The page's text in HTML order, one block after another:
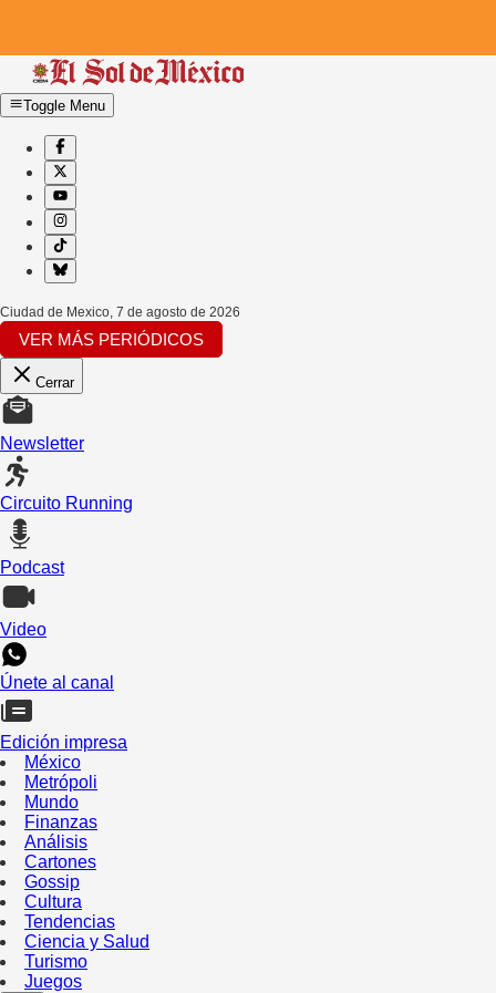
Toggle Menu
Ciudad de Mexico, 7 de agosto de 2026
VER MÁS PERIÓDICOS
Cerrar
Newsletter
Circuito Running
Podcast
Video
Únete al canal
Edición impresa
México
Metrópoli
Mundo
Finanzas
Análisis
Cartones
Gossip
Cultura
Tendencias
Ciencia y Salud
Turismo
Juegos